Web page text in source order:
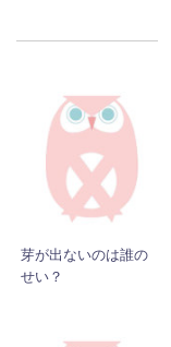
芽が出ないのは誰の
せい？